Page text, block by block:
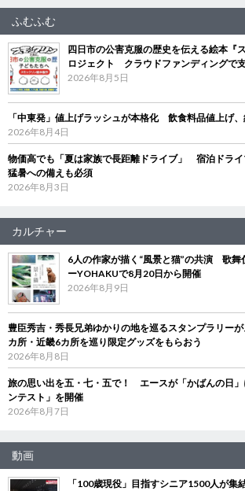
ふむふむ
四日市の公害克服の歴史を伝える絵本『
ロジェクト クラウドファンディングで
2026年8月5日
「中東発」値上げラッシュが本格化 飲食料品値上げ
2026年8月4日
物価高でも「夏は家族で長距離ドライブ」 宿泊ドライ
猛暑への備えも必須
2026年8月3日
カルチャー
6人の作家が描く“風景と猫”の共演 歌舞
ーYOHAKUで8月20日から開催
2026年8月9日
豊臣秀吉・秀長兄弟ゆかりの地を巡るスタンプラリー
カ所・近畿6カ所を巡り限定グッズをもらおう
2026年8月8日
旅の思い出を五・七・五で！ エースが「かばんの日」
ンテスト」を開催
2026年8月7日
動画
「100歳現役」目指すシニア1500人が